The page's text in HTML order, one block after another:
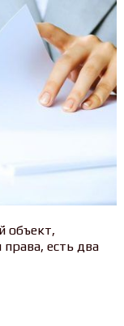
объект,
права, есть два